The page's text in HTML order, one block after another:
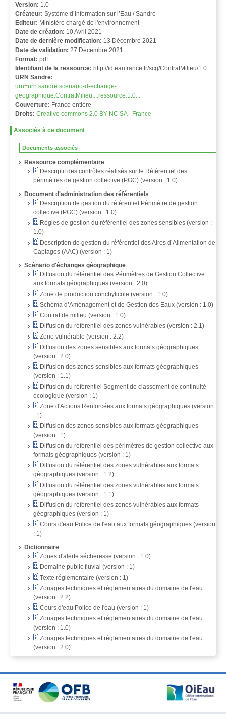
Version: 1.0
Créateur: Système d’Information sur l’Eau / Sandre
Editeur: Ministère chargé de l'environnement
Date de création: 10 Avril 2021
Date de dernière modification: 13 Décembre 2021
Date de validation: 27 Décembre 2021
Format: pdf
Identifiant de la ressource: http://id.eaufrance.fr/scg/ContratMilieu/1.0
URN Sandre:
urn=urn:sandre:scenario-d-echange-
geographique:ContratMilieu::::ressource:1.0:::
Couverture: France entière
Droits: Creative commons 2.0 BY NC SA - France
Associés à ce document
Documents associés
Ressource complémentaire
Descriptif des contrôles réalisés sur le Référentiel des
périmètres de gestion collective (PGC) (version : 1.0)
Document d'administration des référentiels
Description de gestion du référentiel Périmètre de gestion
collective (PGC) (version : 1.0)
Règles de gestion du référentiel des zones sensibles (version :
1.0)
Description de gestion du référentiel des Aires d’Alimentation de
Captages (AAC) (version : 1)
Scénario d'échanges géographique
Diffusion du référentiel des Périmètres de Gestion Collective
aux formats géographiques (version : 2.0)
Zone de production conchylicole (version : 1.0)
Schéma d’Aménagement et de Gestion des Eaux (version : 1.0)
Contrat de milieu (version : 1.0)
Diffusion du référentiel des zones vulnérables (version : 2.1)
Zone vulnérable (version : 2.2)
Diffusion des zones sensibles aux formats géographiques
(version : 2.0)
Diffusion des zones sensibles aux formats géographiques
(version : 1.1)
Diffusion du référentiel Segment de classement de continuité
écologique (version : 1)
Zone d'Actions Renforcées aux formats géographiques (version
: 1)
Diffusion des zones sensibles aux formats géographiques
(version : 1)
Diffusion du référentiel des périmètres de gestion collective aux
formats géographiques (version : 1)
Diffusion du référentiel des zones vulnérables aux formats
géographiques (version : 1.2)
Diffusion du référentiel des zones vulnérables aux formats
géographiques (version : 1.1)
Diffusion du référentiel des zones vulnérables aux formats
géographiques (version : 1)
Cours d'eau Police de l'eau aux formats géographiques (version
: 1)
Dictionnaire
Zones d'alerte sécheresse (version : 1.0)
Domaine public fluvial (version : 1)
Texte réglementaire (version : 1)
Zonages techniques et réglementaires du domaine de l'eau
(version : 2.2)
Cours d'eau Police de l'eau (version : 1)
Zonages techniques et réglementaires du domaine de l'eau
(version : 1.0)
Zonages techniques et réglementaires du domaine de l'eau
(version : 2.0)